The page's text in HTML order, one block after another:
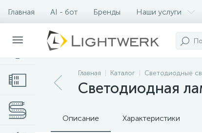
Главная AI - бот Бренды Наши услуги
Контакты
Главная Каталог Светодиодные
Светодиодная
Описание Характеристики